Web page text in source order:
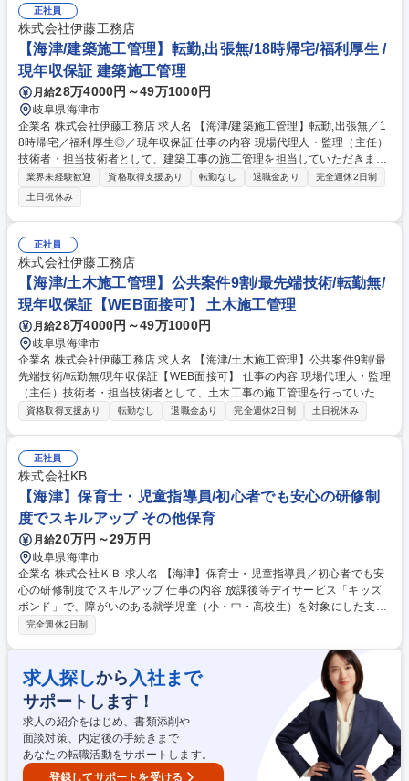
較的少なく、1現場平均3日程度の短期工事が中心 ■使用工法：独自開発の
リフトローラー工法など、施工性・安全性に優れた製品多数 ★業界未経験
でも施工管理の経験があれば歓迎！短期集中型の現場でスキルを活かせま
す★ 募集職種 【岐阜/施工管理】官公庁案件多数・安定成長企業/休日120
日・土日完全休み★
正社員
株式会社伊藤工務店
【海津/建築施工管理】転勤,出張無/18時帰宅/福利厚生 /
現年収保証 建築施工管理
月給28万4000円～49万1000円
岐阜県海津市
企業名 株式会社伊藤工務店 求人名 【海津/建築施工管理】転勤,出張無／1
8時帰宅／福利厚生◎／現年収保証 仕事の内容 現場代理人・監理（主任）
技術者・担当技術者として、建築工事の施工管理を担当していただきま
す。公共施設、工場、倉庫などの民間施設の新築・修繕・改修、耐震補強
工事など、地域の暮らしと産業を支え、 利用者の安全・安心を高める重要
な工事に携わる、やりがいのある仕事です。また、当社では造園工事を担
当する事もあり、幅広い技術を身につけられる環境です。iPadやグループ
ウェアを積極的に活用、DX化による業務効率化を推進しています。さら
に、3次元データや図面・書類作成を行う専任スタッフを配置し、技術者
の負担軽減と働き方改革を実現しています。■業務の変更の範囲：なし ※
建物の改変を含む業務なし 募集職種 【海津/建築施工管理】転勤,出張無／
18時帰宅／福利厚生◎／現年収保証
業界未経験歓迎 資格取得支援あり 転勤なし 退職金あり
完全週休2日制
土日祝休み
正社員
株式会社伊藤工務店
【海津/土木施工管理】公共案件9割/最先端技術/転勤無/
現年収保証【WEB面接可】 土木施工管理
月給28万4000円～49万1000円
岐阜県海津市
企業名 株式会社伊藤工務店 求人名 【海津/土木施工管理】公共案件9割/最
先端技術/転勤無/現年収保証【WEB面接可】 仕事の内容 現場代理人・監理
（主任）技術者・担当技術者として、土木工事の施工管理を行っていただ
きます。河川・道路・公園などの新設・修繕、構造物の耐震補強工事な
事を担当する場合もあり、幅広い技術を身につけられる環境です。ICTの
積極活用で業務効率化を推進、ドローン、3Dレーザースキャナーなど最
新のICT技術を積極導入し、測量・出来形管理の効率化を進めています。3
次元データの整理や図面・書類作成を行う専任スタッフも配置し、技術者
の負担軽減と働き方改革を実現しています。 募集職種 【海津/土木施工管
理】公共案件9割/最先端技術/転勤無/現年収保証【WEB面接可】
資格取得支援あり 転勤なし 退職金あり 完全週休2日制 土日祝休み
正社員
株式会社KB
【海津】保育士・児童指導員/初心者でも安心の研修制
度でスキルアップ その他保育
月給20万円～29万円
岐阜県海津市
企業名 株式会社ＫＢ 求人名 【海津】保育士・児童指導員／初心者でも安
心の研修制度でスキルアップ 仕事の内容 放課後等デイサービス「キッズ
ボンド」で、障がいのある就学児童（小・中・高校生）を対象にした支援
業務をお任せします。放課後や長期休暇中に利用できる、障がいのある子
遊びや運動、学習支援（宿題など） ■個々の特性に合わせたコミュニケー
ション・支援 ■保護者との連携・相談対応 ■施設内での活動準備や記録の
作成 ■送迎業務（社用車使用） 子どもたちの成長に寄り添いながら、自身
のスキルアップも目指せる環境です。 募集職種 【海津】保育士・児童指
導員／初心者でも安心の研修制度でスキルアップ
完全週休2日制
求人探しから 入社まで
サポートします！
求人の紹介をはじめ、書類添削や
面談対策、内定後の手続きまで
あなたの転職活動をサポートします。
登録してサポートを受ける